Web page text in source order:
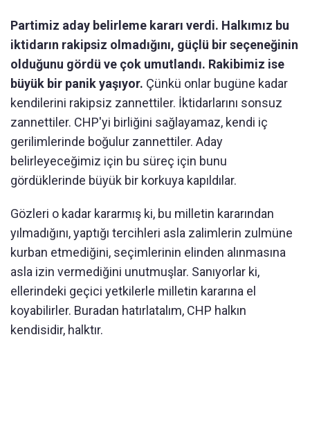
Partimiz aday belirleme kararı verdi. Halkımız bu
iktidarın rakipsiz olmadığını, güçlü bir seçeneğinin
olduğunu gördü ve çok umutlandı. Rakibimiz ise
büyük bir panik yaşıyor. Çünkü onlar bugüne kadar
kendilerini rakipsiz zannettiler. İktidarlarını sonsuz
zannettiler. CHP'yi birliğini sağlayamaz, kendi iç
gerilimlerinde boğulur zannettiler. Aday
belirleyeceğimiz için bu süreç için bunu
gördüklerinde büyük bir korkuya kapıldılar.
Gözleri o kadar kararmış ki, bu milletin kararından
yılmadığını, yaptığı tercihleri asla zalimlerin zulmüne
kurban etmediğini, seçimlerinin elinden alınmasına
asla izin vermediğini unutmuşlar. Sanıyorlar ki,
ellerindeki geçici yetkilerle milletin kararına el
koyabilirler. Buradan hatırlatalım, CHP halkın
kendisidir, halktır.